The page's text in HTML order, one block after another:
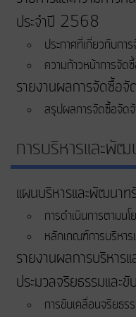
ประจำปี 2568
ประกาศที่เกี่ยวกับกา
ความก้าวหน้าการจั
รายงานผลการจัดซื้อ
สรุปผลการจัดซื้อจัดจ้
การบริหารและพั
แผนบริหารและพัฒนา
การดำเนินการตามน
หลักเกณฑ์การบริหา
รายงานผลการบริหาร
ประมวลจริยธรรมและ
การขับเคลื่อนจริยธร